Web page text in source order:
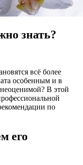
знать?
всё более
особенным и в
В этой
по
его